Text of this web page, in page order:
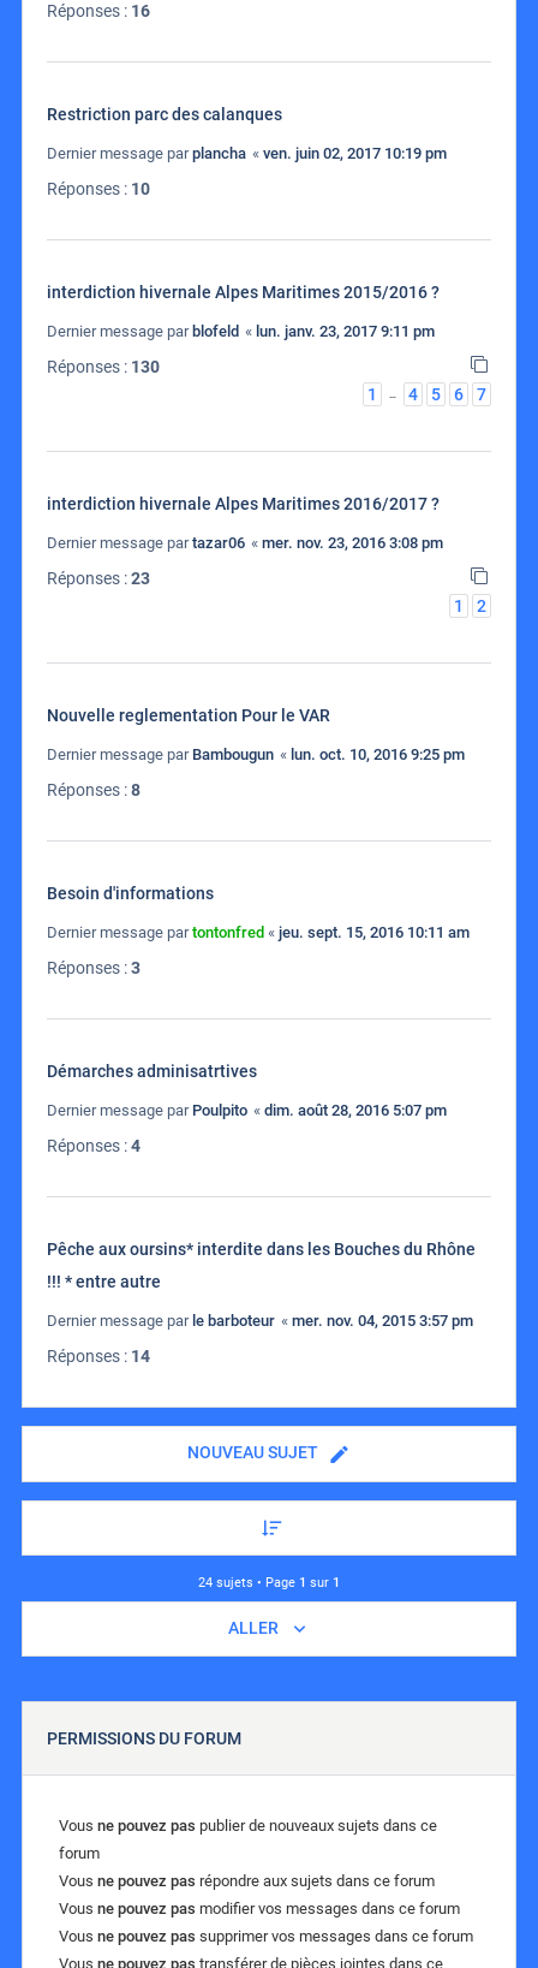
Réponses : 16
Restriction parc des calanques
Dernier message parplancha « ven. juin 02, 2017 10:19 pm
Réponses : 10
interdiction hivernale Alpes Maritimes 2015/2016 ?
Dernier message par blofeld « lun. janv. 23, 2017 9:11 pm
Réponses : 130
1
… 4 5 6 7
interdiction hivernale Alpes Maritimes 2016/2017 ?
Dernier message partazar06 « mer. nov. 23, 2016 3:08 pm
Réponses :23
1
2
Nouvelle reglementation Pour le VAR
Dernier message par Bambougun « lun. oct. 10, 2016 9:25 pm
Réponses :8
Besoin d'informations
Dernier message partontonfred « jeu. sept. 15, 2016 10:11 am
Réponses :3
Démarches adminisatrtives
Dernier message par Poulpito « dim. août 28, 2016 5:07 pm
Réponses :4
Pêche aux oursins* interdite dans les Bouches du Rhône
!!! * entre autre
Dernier message par le barboteur « mer. nov. 04, 2015 3:57 pm
Réponses : 14
NOUVEAU SUJET
24 sujets • Page 1 sur 1
ALLER
PERMISSIONS DU FORUM
Vous ne pouvez pas publier de nouveaux sujets dans ce
forum
Vous ne pouvez pas répondre aux sujets dans ce forum
Vous ne pouvez pas modifier vos messages dans ce forum
Vous ne pouvez pas supprimer vos messages dans ce forum
Vous ne pouvez pas transférer de pièces jointes dans ce